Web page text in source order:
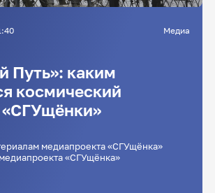
Медиа
Путь»: каким
космический
материалам медиапроекта «СГУщёнка»
медиапроекта «СГУщёнка»